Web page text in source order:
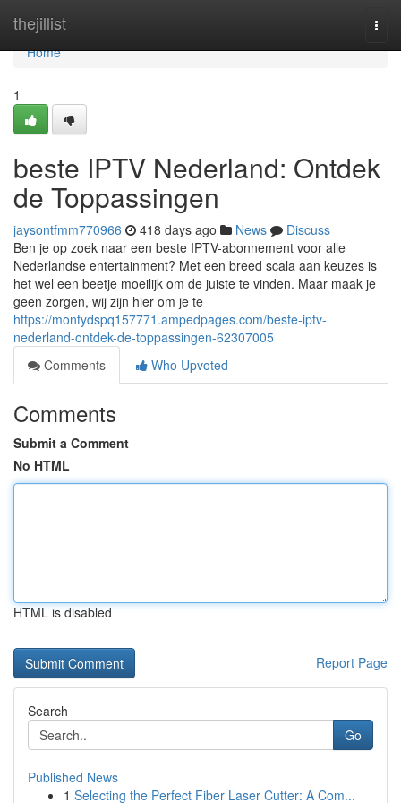
thejillist
Home
Home
1
beste IPTV Nederland: Ontdek
de Toppassingen
jaysontfmm770966 418 days ago News
Discuss
Ben je op zoek naar een beste IPTV-abonnement voor alle
Nederlandse entertainment? Met een breed scala aan keuzes is
het wel een beetje moeilijk om de juiste te vinden. Maar maak je
geen zorgen, wij zijn hier om je te
https://montydspq157771.ampedpages.com/beste-iptv-
nederland-ontdek-de-toppassingen-62307005
Comments
Who Upvoted
Comments
Submit a Comment
No HTML
HTML is disabled
Report Page
Search
Go
Published News
1 Selecting the Perfect Fiber Laser Cutter: A Com...